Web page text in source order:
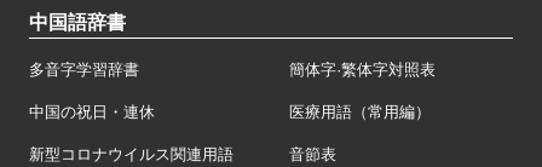
中国語辞書
多音字学習辞書 簡体字·繁体字対照表
中国の祝日・連休 医療用語（常用編）
新型コロナウイルス関連用語 音節表